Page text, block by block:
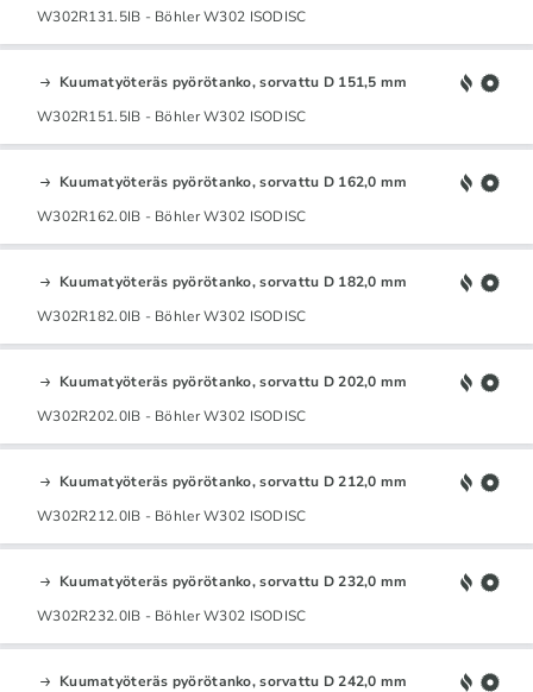
W302R131.5IB - Böhler W302 ISODISC
Kuumatyöteräs pyörötanko, sorvattu D 151,5 mm
W302R151.5IB - Böhler W302 ISODISC
Kuumatyöteräs pyörötanko, sorvattu D 162,0 mm
W302R162.0IB - Böhler W302 ISODISC
Kuumatyöteräs pyörötanko, sorvattu D 182,0 mm
W302R182.0IB - Böhler W302 ISODISC
Kuumatyöteräs pyörötanko, sorvattu D 202,0 mm
W302R202.0IB - Böhler W302 ISODISC
Kuumatyöteräs pyörötanko, sorvattu D 212,0 mm
W302R212.0IB - Böhler W302 ISODISC
Kuumatyöteräs pyörötanko, sorvattu D 232,0 mm
W302R232.0IB - Böhler W302 ISODISC
Kuumatyöteräs pyörötanko, sorvattu D 242,0 mm